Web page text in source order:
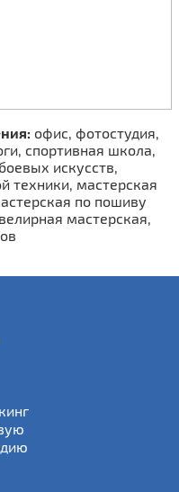
офис, фотостудия,
спортивная школа,
искусств,
техники, мастерская
по пошиву
мастерская,